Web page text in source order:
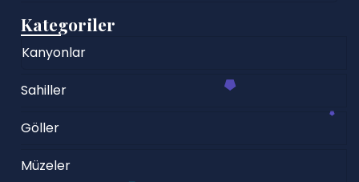
Kategoriler
Kanyonlar
Sahiller
Göller
Müzeler